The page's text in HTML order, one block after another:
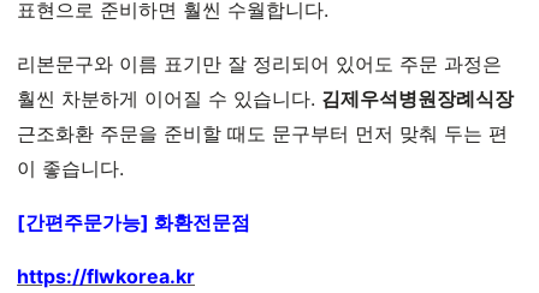
표현으로 준비하면 훨씬 수월합니다.
리본문구와 이름 표기만 잘 정리되어 있어도 주문 과정은
훨씬 차분하게 이어질 수 있습니다. 김제우석병원장례식장
근조화환 주문을 준비할 때도 문구부터 먼저 맞춰 두는 편
이 좋습니다.
[간편주문가능] 화환전문점
https://flwkorea.kr